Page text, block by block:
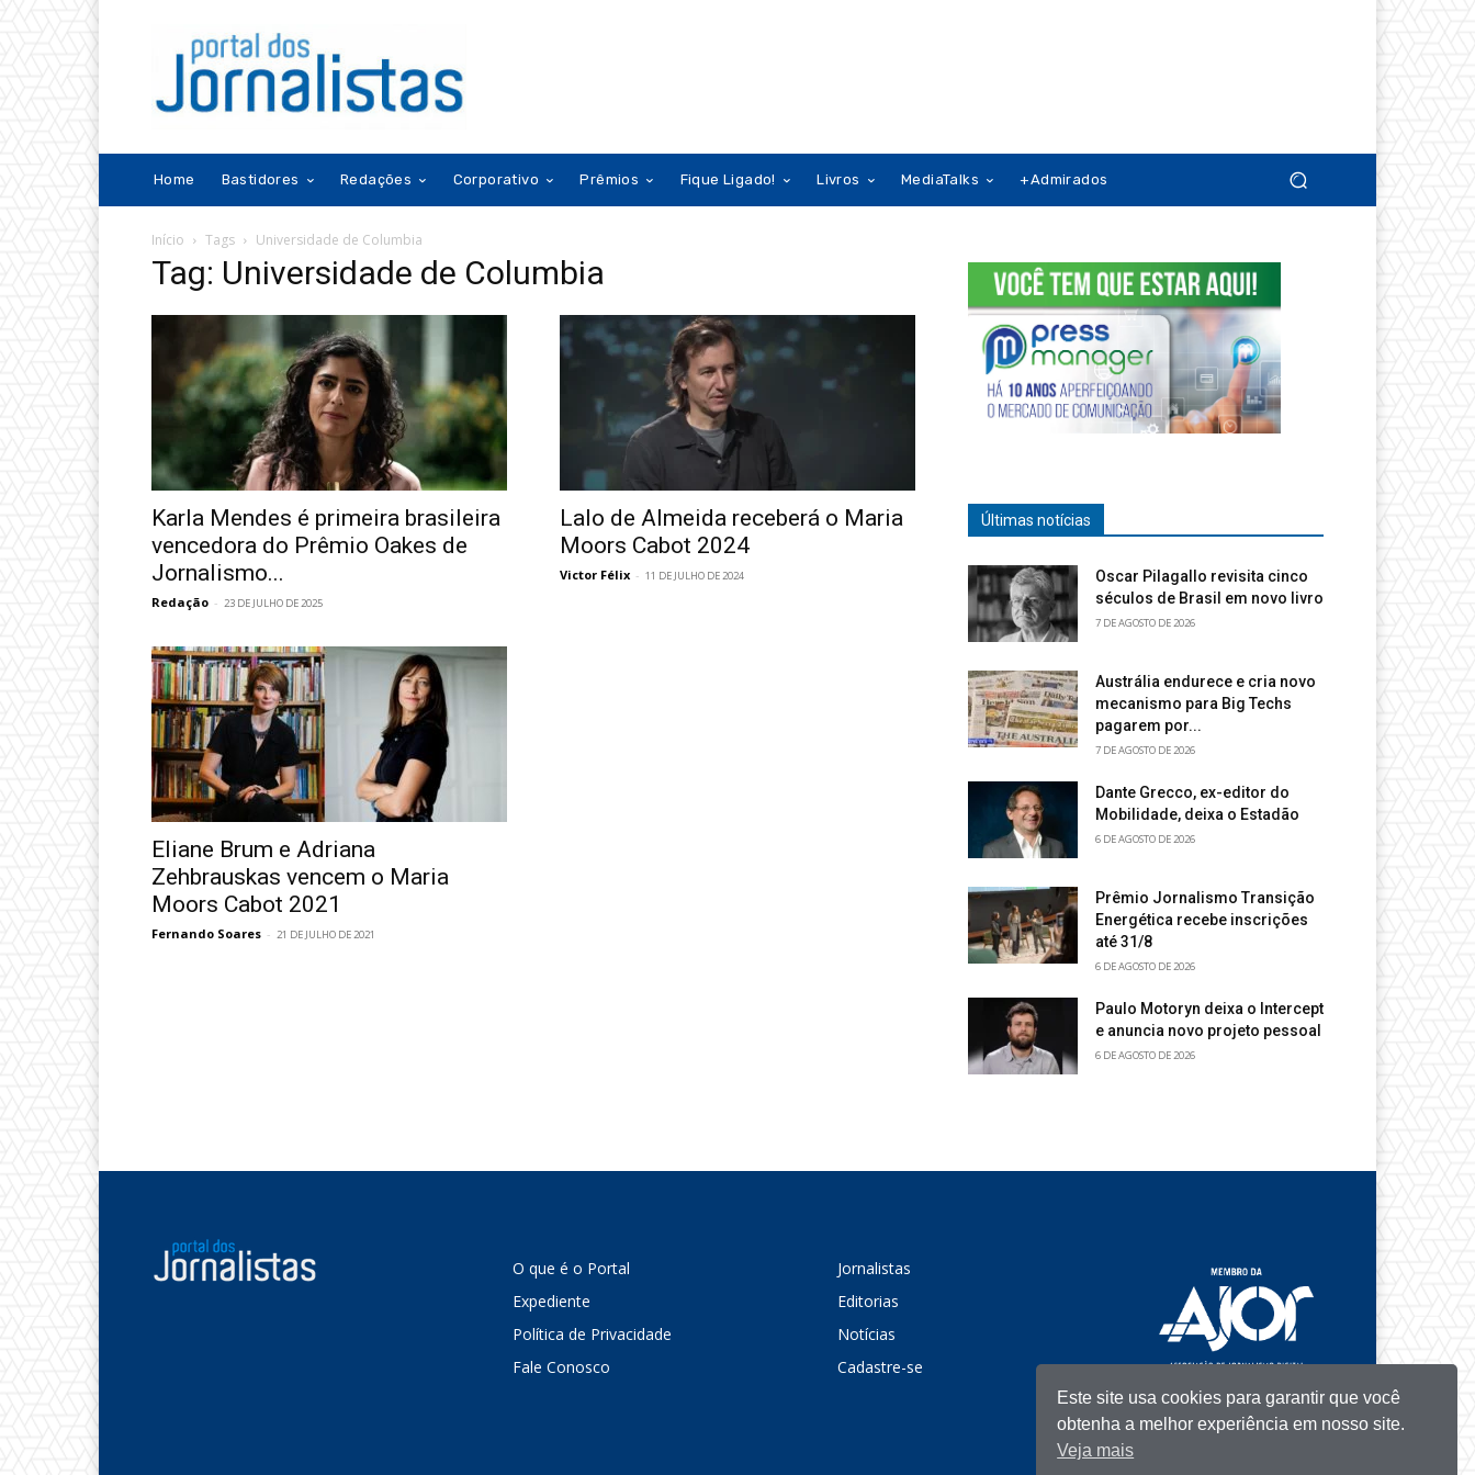
Home Bastidores Redações Corporativo Prêmios Fique Ligado! Livros MediaTalks +Admirados
Início Tags Universidade de Columbia
Tag: Universidade de Columbia
Karla Mendes é primeira brasileira
vencedora do Prêmio Oakes de
Jornalismo...
Redação - 23 DE JULHO DE 2025
Lalo de Almeida receberá o Maria
Moors Cabot 2024
Victor Félix - 11 DE JULHO DE 2024
Eliane Brum e Adriana
Zehbrauskas vencem o Maria
Moors Cabot 2021
Fernando Soares - 21 DE JULHO DE 2021
Últimas notícias
Oscar Pilagallo revisita cinco
séculos de Brasil em novo livro
7 DE AGOSTO DE 2026
Austrália endurece e cria novo
mecanismo para Big Techs
pagarem por...
7 DE AGOSTO DE 2026
Dante Grecco, ex-editor do
Mobilidade, deixa o Estadão
6 DE AGOSTO DE 2026
Prêmio Jornalismo Transição
Energética recebe inscrições
até 31/8
6 DE AGOSTO DE 2026
Paulo Motoryn deixa o Intercept
e anuncia novo projeto pessoal
6 DE AGOSTO DE 2026
O que é o Portal
Expediente
Política de Privacidade
Fale Conosco
Jornalistas
Editorias
Notícias
Cadastre-se
Este site usa cookies para garantir que você
obtenha a melhor experiência em nosso site.
Veja mais